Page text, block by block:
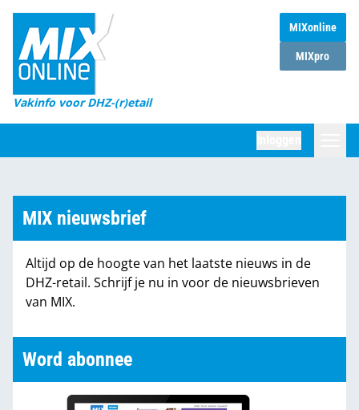
MIXonline
MIXpro
Vakinfo voor DHZ-(r)etail
Home
Magazines
DHZ Sessie
Marktcijfers
Partners
MIX nieuwsbrief
Altijd op de hoogte van het laatste nieuws in de
DHZ-retail. Schrijf je nu in voor de nieuwsbrieven
van MIX.
Word abonnee